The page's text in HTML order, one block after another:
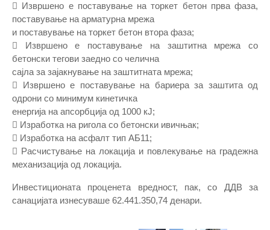
 Извршено е поставување на торкет бетон прва фаза,
поставување на арматурна мрежа
и поставување на торкет бетон втора фаза;
 Извршено е поставување на заштитна мрежа со
бетонски тегови заедно со челична
сајла за зајакнување на заштитната мрежа;
 Извршено е поставување на бариера за заштита од
одрони со минимум кинетичка
енергија на апсорбција од 1000 кЈ;
 Изработка на ригола со бетонски ивичњак;
 Изработка на асфалт тип АБ11;
 Расчистување на локација и повлекување на градежна
механизација од локација.
Инвестиционата проценета вредност, пак, со ДДВ за
санацијата изнесуваше 62.441.350,74 денари.